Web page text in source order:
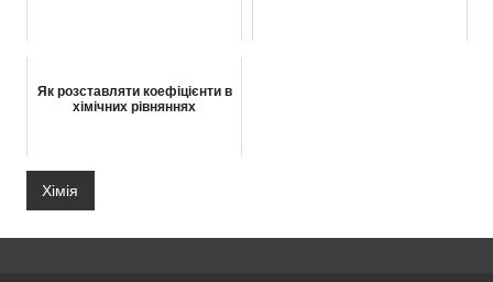
Як розставляти коефіцієнти в
хімічних рівняннях
Хімія